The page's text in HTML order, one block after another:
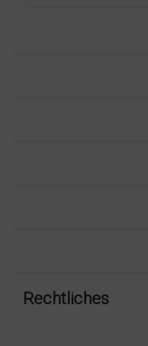
Rechtliches